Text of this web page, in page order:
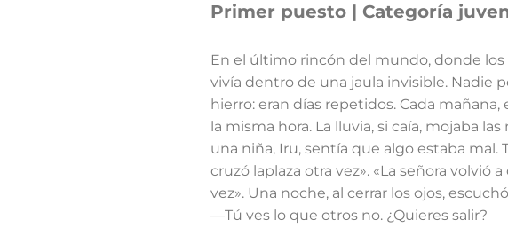
Primer puesto | Categoría
En el último rincón del mundo, donde
vivía dentro de una jaula invisible. Nadie
hierro: eran días repetidos. Cada mañana,
la misma hora. La lluvia, si caía, mojaba
una niña, Iru, sentía que algo estaba
cruzó laplaza otra vez». «La señora volvió
vez». Una noche, al cerrar los ojos,
—Tú ves lo que otros no. ¿Quieres salir?